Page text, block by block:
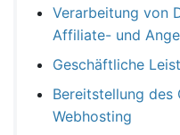
Verarbeitung von
Affiliate- und
Geschäftliche
Bereitstellung des
Webhosting